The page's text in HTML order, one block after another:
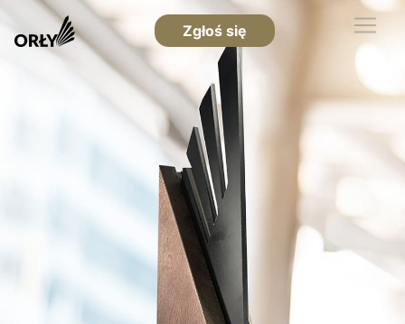
Zgłoś się